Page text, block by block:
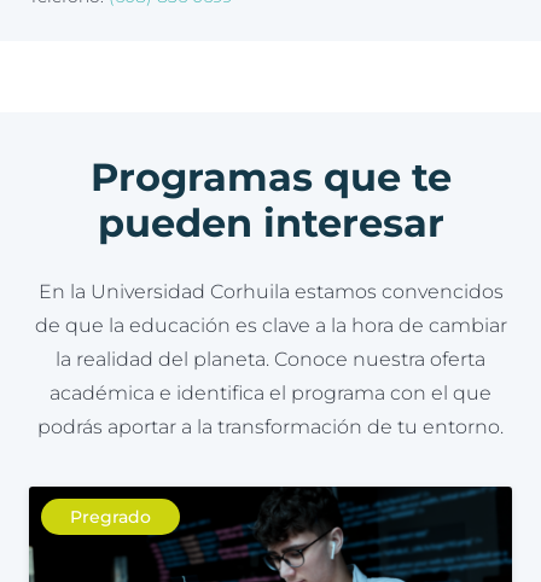
Programas que te
pueden interesar
En la Universidad Corhuila estamos convencidos
de que la educación es clave a la hora de cambiar
la realidad del planeta. Conoce nuestra oferta
académica e identifica el programa con el que
podrás aportar a la transformación de tu entorno.
Pregrado